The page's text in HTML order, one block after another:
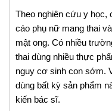
Theo nghiên cứu y học,
cáo phụ nữ mang thai
mật ong. Có nhiều
thai dùng nhiều thực
nguy cơ sinh con sớm.
dùng bất kỳ sản phẩm
kiến bác sĩ.